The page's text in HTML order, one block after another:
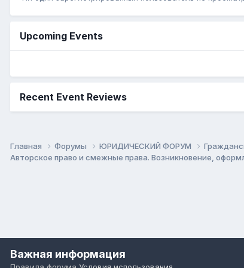
Upcoming Events
Recent Event Reviews
Главная Форумы ЮРИДИЧЕСКИЙ ФОРУМ
Авторское право и смежные права. Возникновение,
Важная информация